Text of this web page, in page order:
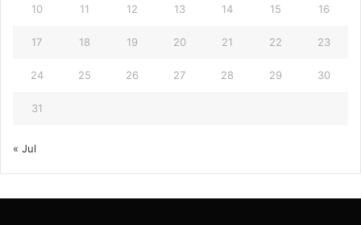
10 11 12 13 14 15 16
17 18 19 20 21 22 23
24 25 26 27 28 29 30
31
« Jul